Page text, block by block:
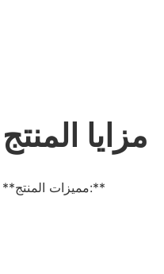
مزايا المنتج
**مميزات المنتج:**